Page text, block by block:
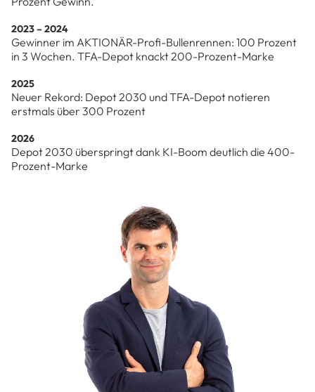
2023 – 2024
Gewinner im AKTIONÄR-Profi-Bullenrennen: 100 Prozent
in 3 Wochen. TFA-Depot knackt 200-Prozent-Marke
2025
Neuer Rekord: Depot 2030 und TFA-Depot notieren
erstmals über 300 Prozent
2026
Depot 2030 überspringt dank KI-Boom deutlich die 400-
Prozent-Marke